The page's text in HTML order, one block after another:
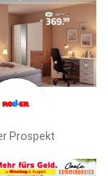
Prospekt